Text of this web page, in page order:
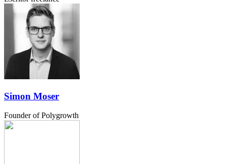
Simon Moser
Founder of Polygrowth